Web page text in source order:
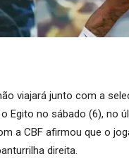
viajará junto com a
Egito no sábado (6), no
a CBF afirmou que o
direita.